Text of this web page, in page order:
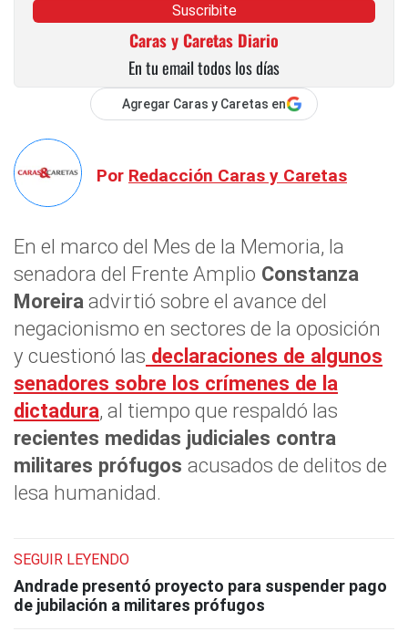
Suscribite
Caras y Caretas Diario
En tu email todos los días
Agregar Caras y Caretas en
Por Redacción Caras y Caretas
En el marco del Mes de la Memoria, la
senadora del Frente Amplio Constanza
Moreira advirtió sobre el avance del
negacionismo en sectores de la oposición
y cuestionó las declaraciones de algunos
senadores sobre los crímenes de la
dictadura, al tiempo que respaldó las
recientes medidas judiciales contra
militares prófugos acusados de delitos de
lesa humanidad.
SEGUIR LEYENDO
Andrade presentó proyecto para suspender pago
de jubilación a militares prófugos